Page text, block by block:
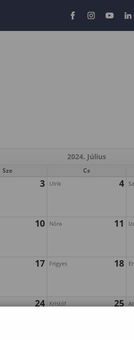
2024. Július
Sze Cs
3 Ulrik 4
10 Nóra 11
17 Frigyes 18
24 Kristóf 25